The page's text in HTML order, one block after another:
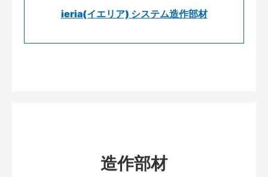
ieria(イエリア) システム造作部材
造作部材